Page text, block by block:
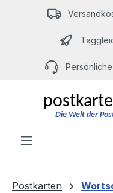
Zum Hauptinhalt
Postkarten